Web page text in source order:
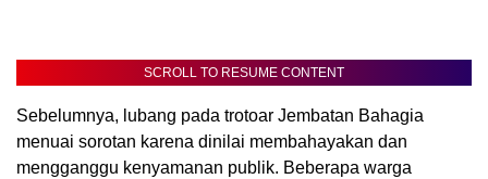
SCROLL TO RESUME CONTENT
Sebelumnya, lubang pada trotoar Jembatan Bahagia
menuai sorotan karena dinilai membahayakan dan
mengganggu kenyamanan publik. Beberapa warga